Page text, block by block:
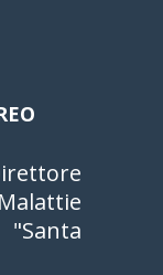
"Santa